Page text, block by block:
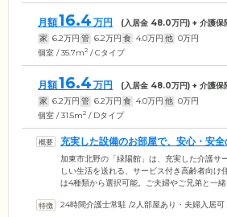
月額16.4 万円 (入居金 48.0万円) + 介護保
家 6.2万円 管 6.2万円 食 4.0万円 他 0万円
個室 / 35.7m2 / Cタイプ
月額16.4 万円 (入居金 48.0万円) + 介護保
家 6.2万円 管 6.2万円 食 4.0万円 他 0万円
個室 / 31.5m2 / Dタイプ
充実した設備のお部屋で、安心・安
加東市北野の「緑陽館」は、充実した介護サ
しい生活を送れる、サービス付き高齢者向け
は4種類から選択可能。ご夫婦やご兄弟と一
キッチンを完備。また、室内の数か所に設置
24時間介護士常駐 /2人部屋あり・夫婦入居可